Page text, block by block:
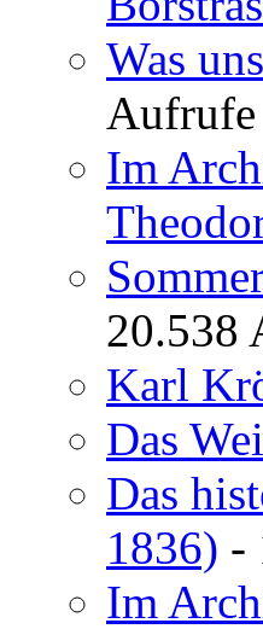
Was
Aufrufe
Im
20.538
Karl
Das
Das
1836) -
Im